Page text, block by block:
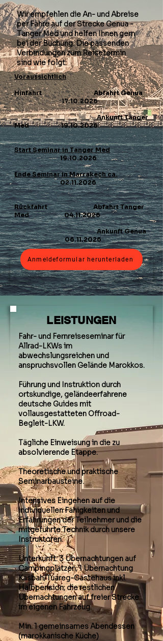
Wir empfehlen die An- und Abreise
per Fähre auf der Strecke Genua -
Tanger Med und helfen Ihnen gern
bei der Buchung. Die passenden
Verbindungen zum Reisetermin
sind wie folgt:
Voraussichtlich
Hinfahrt Abfahrt Genua
17.10.2026
Ankunft Tanger
Med19.10.2026
Start Seminar in Tanger Med
19.10.2026
Ende Seminar in Marrakech ca.
02.11.2026
Rückfahrt Abfahrt Tanger
Med04.11.2026
Ankunft Genua
06.11.2026
Anmeldeformular herunterladen
LEISTUNGEN
Fahr- und Fernreiseseminar für
Allrad-LKWs im
abwechslungsreichen und
anspruchsvollen Gelände Marokkos.
Führung und Instruktion durch
ortskundige, geländeerfahrene
deutsche Guides mit
vollausgestatteten Offroad-
Begleit-LKW.
Tägliche Einweisung in die zu
absolvierende Etappe.
Theoretische und praktische
Seminarbausteine.
Intensives Eingehen auf die
individuellen Fähigkeiten und
Erfahrungen der Teilnehmer und die
mitgeführte Technik durch unsere
Instruktoren.
Unterkunft: 3 Übernachtungen auf
Campingplätzen; 1 Übernachtung
Kasbah/Tuareg-Gästehaus inkl.
Halbpension; die restlichen
Übernachtungen auf freier Strecke
im eigenen Fahrzeug.
Min. 1 gemeinsames Abendessen
(marokkanische Küche)